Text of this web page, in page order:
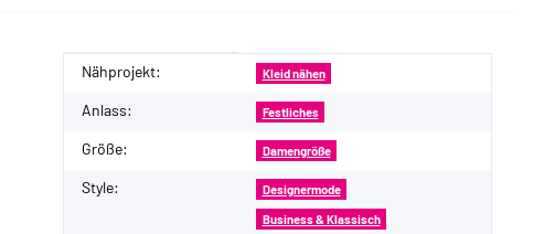
Produkteigenschaft
Wert
Nähprojekt: Kleid nähen
Anlass: Festliches
Größe: Damengröße
Style: Designermode
Business & Klassisch